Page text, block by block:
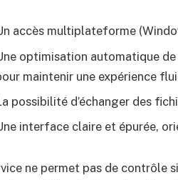
accès multiplateforme
optimisation automatique
maintenir une expérience
possibilité d’échanger des
interface claire et épurée,
ne permet pas de contrôle